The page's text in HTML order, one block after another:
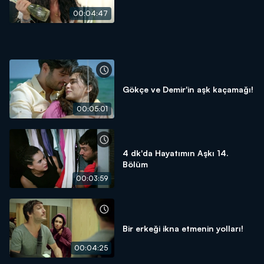
00:04:47
00:05:01
Gökçe ve Demir'in aşk kaçamağı!
00:03:59
4 dk'da Hayatımın Aşkı 14.
Bölüm
00:04:25
Bir erkeği ikna etmenin yolları!